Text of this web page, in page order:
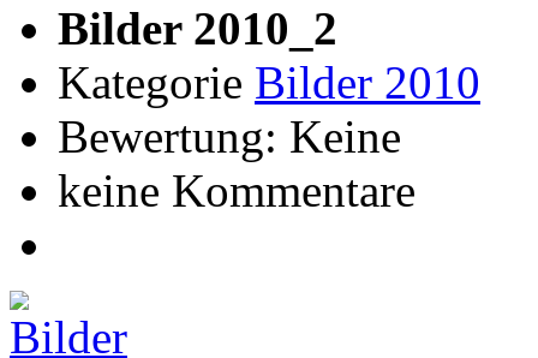
Bilder 2010_2
Kategorie Bilder 2010
Bewertung: Keine
keine Kommentare